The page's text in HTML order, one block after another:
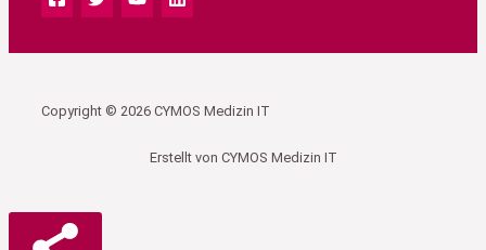
Copyright © 2026 CYMOS Medizin IT
Erstellt von CYMOS Medizin IT